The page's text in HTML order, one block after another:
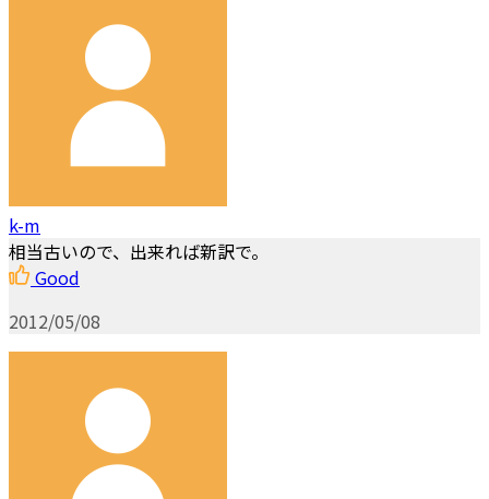
k-m
相当古いので、出来れば新訳で。
Good
2012/05/08